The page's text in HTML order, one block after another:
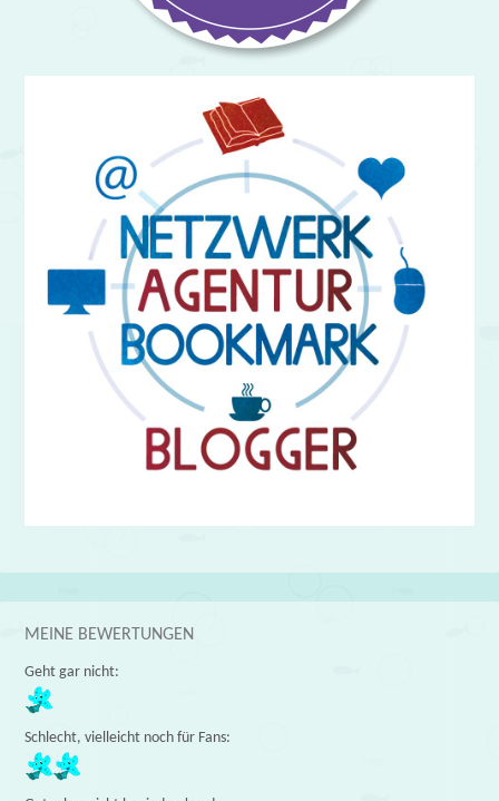
MEINE BEWERTUNGEN
Geht gar nicht:
Schlecht, vielleicht noch für Fans: